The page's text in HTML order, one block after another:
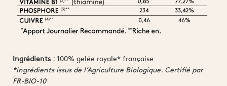
Ingrédients : 100% gelée royale* française
*ingrédients issus de l’Agriculture Biologique. Certifié par
FR-BIO-10